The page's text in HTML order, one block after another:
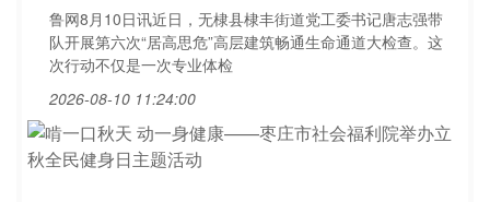
鲁网8月10日讯近日，无棣县棣丰街道党工委书记唐志强带
队开展第六次“居高思危”高层建筑畅通生命通道大检查。这
次行动不仅是一次专业体检
2026-08-10 11:24:00